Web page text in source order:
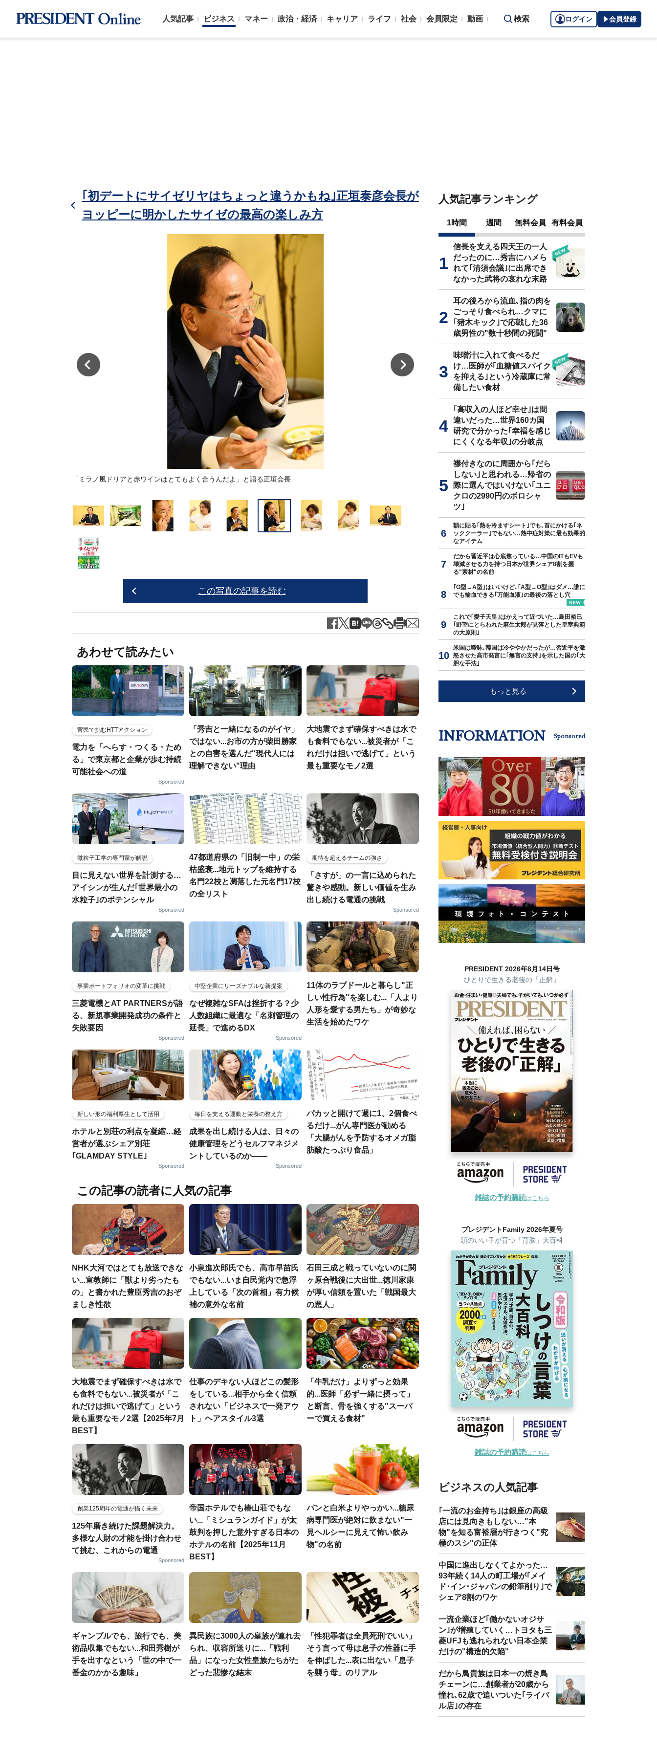
人気記事 ビジネス マネー 政治・経済 キャリア ライフ 社会 会員限定 動画 検索 ログイン 会員登録
｢初デートにサイゼリヤはちょっと違うかもね｣正垣泰彦会長が
ヨッピーに明かしたサイゼの最高の楽しみ方
「ミラノ風ドリアと赤ワインはとてもよく合うんだよ」と語る正垣会長 ワインの後にミラノ風ドリアを食べるヨッピーさん
この写真の記事を読む
あわせて読みたい
官民で挑むHTTアクション
電力を「へらす・つくる・ため
る」で東京都と企業が歩む持続
可能社会への道
Sponsored
「秀吉と一緒になるのがイヤ」
ではない...お市の方が柴田勝家
との自害を選んだ"現代人には
理解できない"理由
大地震でまず確保すべきは水で
も食料でもない...被災者が「こ
れだけは担いで逃げて」という
最も重要なモノ2選
微粒子工学の専門家が解説
目に見えない世界を計測する…
アイシンが生んだ｢世界最小の
水粒子｣のポテンシャル
Sponsored
47都道府県の「旧制一中」の栄
枯盛衰...地元トップを維持する
名門22校と凋落した元名門17校
の全リスト
期待を超えるチームの強さ
「さすが」の一言に込められた
驚きや感動。新しい価値を生み
出し続ける電通の挑戦
Sponsored
事業ポートフォリオの変革に挑戦
三菱電機とAT PARTNERSが語
る、新規事業開発成功の条件と
失敗要因
Sponsored
中堅企業にリーズナブルな新提案
なぜ複雑なSFAは挫折する？少
人数組織に最適な「名刺管理の
延長」で進めるDX
Sponsored
11体のラブドールと暮らし"正
しい性行為"を楽しむ...「人より
人形を愛する男たち」が奇妙な
生活を始めたワケ
新しい形の福利厚生として活用
ホテルと別荘の利点を凝縮…経
営者が選ぶシェア別荘
｢GLAMDAY STYLE｣
Sponsored
毎日を支える運動と栄養の整え方
成果を出し続ける人は、日々の
健康管理をどうセルフマネジメ
ントしているのか——
Sponsored
パカッと開けて週に1、2個食べ
るだけ...がん専門医が勧める
「大腸がんを予防するオメガ脂
肪酸たっぷり食品」
この記事の読者に人気の記事
NHK大河ではとても放送できな
い...宣教師に「獣より劣ったも
の」と書かれた豊臣秀吉のおぞ
ましき性欲
小泉進次郎氏でも、高市早苗氏
でもない...いま自民党内で急浮
上している「次の首相」有力候
補の意外な名前
石田三成と戦っていないのに関
ヶ原合戦後に大出世...徳川家康
が厚い信頼を置いた「戦国最大
の悪人」
大地震でまず確保すべきは水で
も食料でもない...被災者が「こ
れだけは担いで逃げて」という
最も重要なモノ2選【2025年7月
BEST】
仕事のデキない人ほどこの髪形
をしている...相手から全く信頼
されない「ビジネスで一発アウ
ト」ヘアスタイル3選
「牛乳だけ」よりずっと効果
的...医師「必ず一緒に摂って」
と断言、骨を強くする"スーパ
ーで買える食材"
創業125周年の電通が描く未来
125年磨き続けた課題解決力。
多様な人財の才能を掛け合わせ
て挑む、これからの電通
Sponsored
帝国ホテルでも椿山荘でもな
い...「ミシュランガイド」が太
鼓判を押した意外すぎる日本の
ホテルの名前【2025年11月
BEST】
パンと白米よりやっかい...糖尿
病専門医が絶対に飲まない"一
見ヘルシーに見えて怖い飲み
物"の名前
ギャンブルでも、旅行でも、美
術品収集でもない...和田秀樹が
手を出すなという「世の中で一
番金のかかる趣味」
異民族に3000人の皇族が連れ去
られ、収容所送りに...「戦利
品」になった女性皇族たちがた
どった悲惨な結末
「性犯罪者は全員死刑でいい」
そう言って母は息子の性器に手
を伸ばした...表に出ない「息子
を襲う母」のリアル
人気記事ランキング
1時間 週間 無料会員 有料会員
信長を支える四天王の一人
だったのに…秀吉にハメら
れて｢清須会議｣に出席でき
なかった武将の哀れな末路
耳の後ろから流血､指の肉を
ごっそり食べられ…クマに
｢猪木キック｣で応戦した36
歳男性の"数十秒間の死闘"
味噌汁に入れて食べるだ
け…医師が｢血糖値スパイク
を抑える｣という冷蔵庫に常
備したい食材
｢高収入の人ほど幸せ｣は間
違いだった…世界160カ国
研究で分かった｢幸福を感じ
にくくなる年収｣の分岐点
襟付きなのに周囲から｢だら
しない｣と思われる…帰省の
際に選んではいけない｢ユニ
クロの2990円のポロシャ
ツ｣
額に貼る｢熱を冷ますシート｣でも､首にかける｢ネ
ッククーラー｣でもない…熱中症対策に最も効果的
なアイテム
だから習近平は心底焦っている…中国のITもEVも
壊滅させる力を持つ日本が世界シェア8割を握
る"素材"の名前
｢O型→A型｣はいいけど､｢A型→O型｣はダメ…誰に
でも輸血できる｢万能血液｣の最後の落とし穴
これで｢愛子天皇｣はかえって近づいた…島田裕巳
｢野望にとらわれた麻生太郎が見落とした皇室典範
の大原則｣
米国は曖昧､韓国は冷ややかだったが…習近平を激
怒させた高市発言に｢無言の支持｣を示した国の｢大
胆な手法｣
もっと見る
INFORMATION Sponsored
PRESIDENT 2026年8月14日号
ひとりで生きる老後の「正解」
雑誌の予約購読はこちら
プレジデントFamily 2026年夏号
頭のいい子が育つ「育脳」大百科
雑誌の予約購読はこちら
ビジネスの人気記事
｢一流のお金持ち｣は銀座の高級
店には見向きもしない…"本
物"を知る富裕層が行きつく"究
極のスシ"の正体
中国に進出しなくてよかった…
93年続く14人の町工場が｢メイ
ド･イン･ジャパンの鉛筆削り｣で
シェア8割のワケ
一流企業ほど｢働かないオジサ
ン｣が増殖していく…トヨタも三
菱UFJも逃れられない日本企業
だけの"構造的欠陥"
だから鳥貴族は日本一の焼き鳥
チェーンに…創業者が20歳から
憧れ､62歳で追いついた｢ライバ
ル店｣の存在